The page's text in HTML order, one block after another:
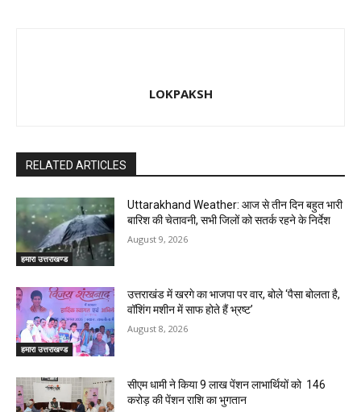
LOKPAKSH
RELATED ARTICLES
हमारा उत्तराखण्ड
Uttarakhand Weather: आज से तीन दिन बहुत भारी
बारिश की चेतावनी, सभी जिलों को सतर्क रहने के निर्देश
August 9, 2026
हमारा उत्तराखण्ड
उत्तराखंड में खरगे का भाजपा पर वार, बोले ‘पैसा बोलता है,
वॉशिंग मशीन में साफ होते हैं भ्रष्ट’
August 8, 2026
सीएम धामी ने किया 9 लाख पेंशन लाभार्थियों को ₹ 146
करोड़ की पेंशन राशि का भुगतान